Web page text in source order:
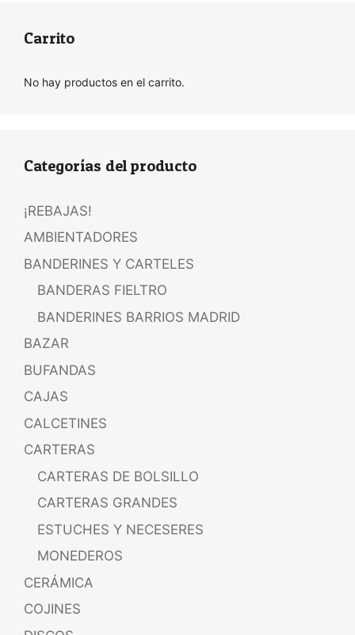
Carrito
No hay productos en el carrito.
Categorías del producto
¡REBAJAS!
AMBIENTADORES
BANDERINES Y CARTELES
BANDERAS FIELTRO
BANDERINES BARRIOS MADRID
BAZAR
BUFANDAS
CAJAS
CALCETINES
CARTERAS
CARTERAS DE BOLSILLO
CARTERAS GRANDES
ESTUCHES Y NECESERES
MONEDEROS
CERÁMICA
COJINES